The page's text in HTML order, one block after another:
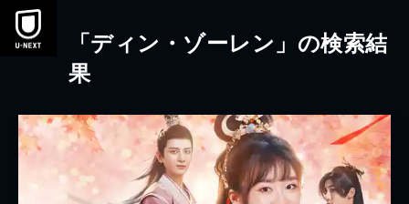
本文へスキップ
「ディン・ゾーレン」の検索結
果